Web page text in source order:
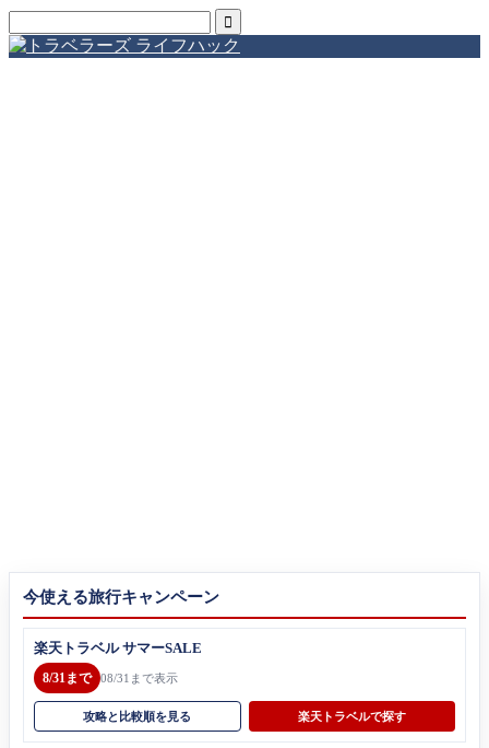
今使える旅行キャンペーン
楽天トラベル サマーSALE
8/31まで 08/31まで表示
攻略と比較順を見る 楽天トラベルで探す